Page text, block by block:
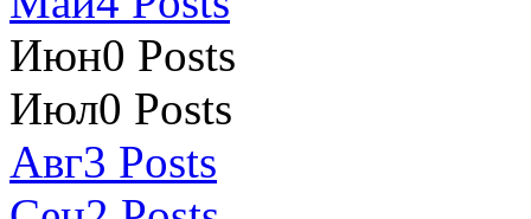
Июн0 Posts
Июл0 Posts
Авг3 Posts